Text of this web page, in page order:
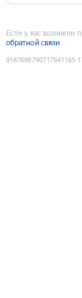
Если у вас возникли
обратной связи
9187698790717641165: